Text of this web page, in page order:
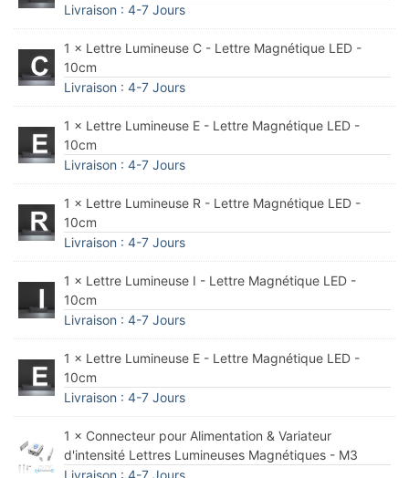
Livraison : 4-7 Jours
1 × Lettre Lumineuse C - Lettre Magnétique LED -
10cm
Livraison : 4-7 Jours
1 × Lettre Lumineuse E - Lettre Magnétique LED -
10cm
Livraison : 4-7 Jours
1 × Lettre Lumineuse R - Lettre Magnétique LED -
10cm
Livraison : 4-7 Jours
1 × Lettre Lumineuse I - Lettre Magnétique LED -
10cm
Livraison : 4-7 Jours
1 × Lettre Lumineuse E - Lettre Magnétique LED -
10cm
Livraison : 4-7 Jours
1 × Connecteur pour Alimentation & Variateur
d'intensité Lettres Lumineuses Magnétiques - M3
Livraison : 4-7 Jours